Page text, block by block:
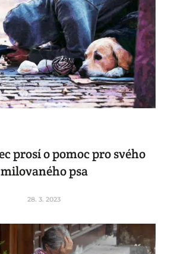
prosí o pomoc pro svého
milovaného psa
28. 3. 2023